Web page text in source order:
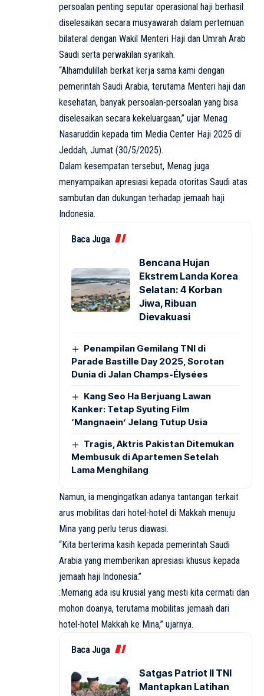
persoalan penting seputar operasional haji berhasil
diselesaikan secara musyawarah dalam pertemuan
bilateral dengan Wakil Menteri Haji dan Umrah Arab
Saudi serta perwakilan syarikah.
“Alhamdulillah berkat kerja sama kami dengan
pemerintah Saudi Arabia, terutama Menteri haji dan
kesehatan, banyak persoalan-persoalan yang bisa
diselesaikan secara kekeluargaan,” ujar Menag
Nasaruddin kepada tim Media Center Haji 2025 di
Jeddah, Jumat (30/5/2025).
Dalam kesempatan tersebut, Menag juga
menyampaikan apresiasi kepada otoritas Saudi atas
sambutan dan dukungan terhadap jemaah haji
Indonesia.
Baca Juga
Bencana Hujan
Ekstrem Landa Korea
Selatan: 4 Korban
Jiwa, Ribuan
Dievakuasi
Penampilan Gemilang TNI di
Parade Bastille Day 2025, Sorotan
Dunia di Jalan Champs-Élysées
Kang Seo Ha Berjuang Lawan
Kanker: Tetap Syuting Film
‘Mangnaein’ Jelang Tutup Usia
Tragis, Aktris Pakistan Ditemukan
Membusuk di Apartemen Setelah
Lama Menghilang
Namun, ia mengingatkan adanya tantangan terkait
arus mobilitas dari hotel-hotel di Makkah menuju
Mina yang perlu terus diawasi.
“Kita berterima kasih kepada pemerintah Saudi
Arabia yang memberikan apresiasi khusus kepada
jemaah haji Indonesia.”
:Memang ada isu krusial yang mesti kita cermati dan
mohon doanya, terutama mobilitas jemaah dari
hotel-hotel Makkah ke Mina,” ujarnya.
Baca Juga
Satgas Patriot II TNI
Mantapkan Latihan